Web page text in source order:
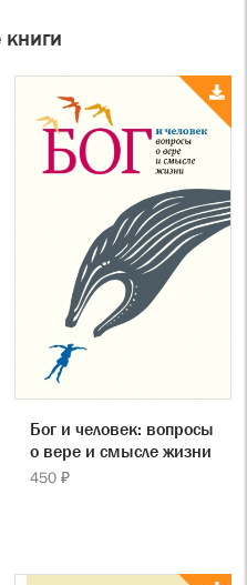
Бог и человек: вопросы
о вере и смысле жизни
450 ₽